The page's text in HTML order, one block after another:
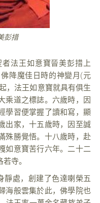
彭措
法王如意寶晉美彭措上
降魔佳日時的神變月(元
，法王如意寶就具有俱生
乘道之標誌。六歲時，因
學習便掌握了讀和寫，顯
出家，十五歲時，因至誠
殊勝覺悟。十八歲時，赴
如意寶苦行六年。二十二
寺。
靜處，創建了色達喇榮五
海般雲集於此，佛學院也